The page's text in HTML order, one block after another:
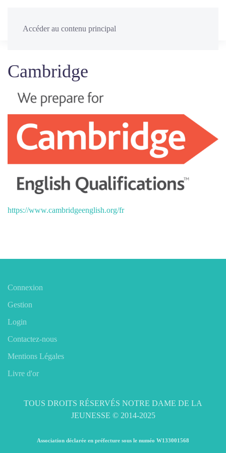
Accéder au contenu principal
Cambridge
https://www.cambridgeenglish.org/fr
Connexion
Gestion
Login
Contactez-nous
Mentions Légales
Livre d'or
TOUS DROITS RÉSERVÉS NOTRE DAME DE LA
JEUNESSE © 2014-2025
Association déclarée en préfecture sous le numéo W133001568